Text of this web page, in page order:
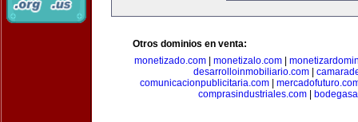
Otros dominios en venta:
monetizado.com
monetizalo.com
desarrolloinmobiliario.com
comunicacionpublicitaria.com|
comprasindustriales.com|